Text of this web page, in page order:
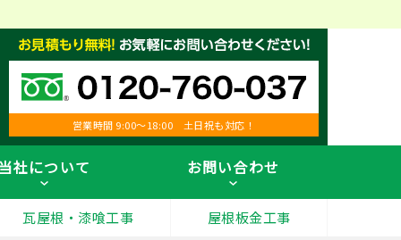
営業時間 9:00～18:00 土日祝も対応！
社について お問い合わせ
瓦屋根・漆喰工事 屋根板金工事